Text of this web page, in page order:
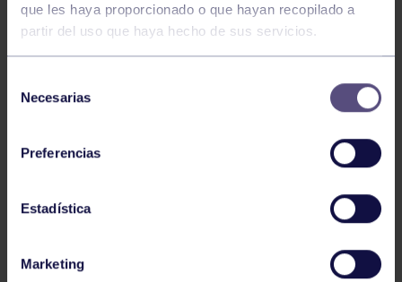
que les haya proporcionado o que hayan recopilado a
partir del uso que haya hecho de sus servicios.
Necesarias
Preferencias
Estadística
Marketing
Balonmano 25 May 2026
LEO CARDELI, CONVOCADO CON
Balonmano